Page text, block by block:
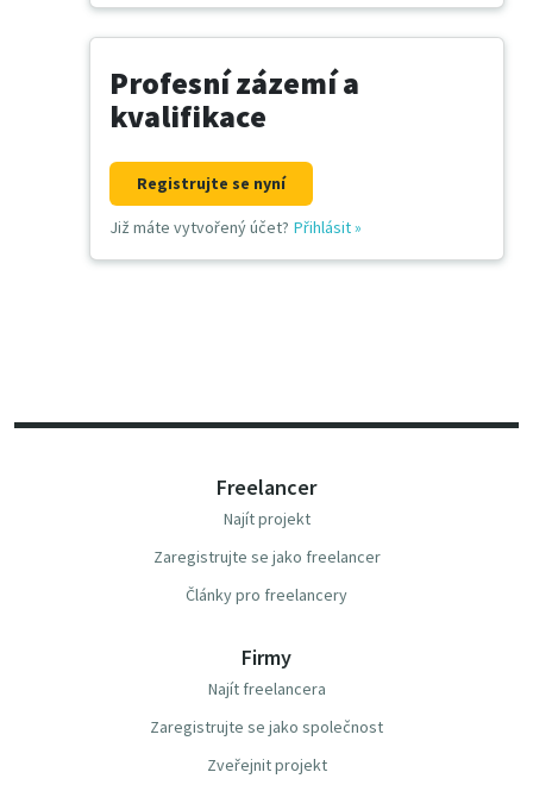
Profesní zázemí a
kvalifikace
Registrujte se nyní
Již máte vytvořený účet? Přihlásit»
Freelancer
Najít projekt
Zaregistrujte se jako freelancer
Články pro freelancery
Firmy
Najít freelancera
Zaregistrujte se jako společnost
Zveřejnit projekt